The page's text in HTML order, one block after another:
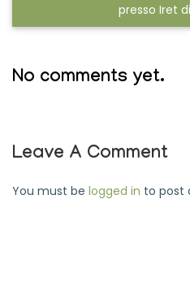
presso Iret
No comments yet.
Leave A Comment
You must be logged in to post